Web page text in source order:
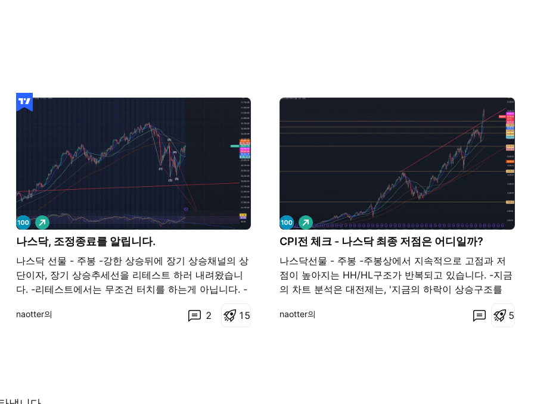
나스닥, 조정종료를 알립니다.
나스닥 선물 - 주봉 -강한 상승뒤에 장기 상승채널의 상
단이자, 장기 상승추세선을 리테스트 하러 내려왔습니
다. -리테스트에서는 무조건 터치를 하는게 아닙니다. -
대로 상승의 힘이 약하다면 추세선 안으로 살짝 들어왔
롱
naotter의 2 1 5
CPI전 체크 - 나스닥 최종 저점은 어디일까?
나스닥선물 - 주봉 -주봉상에서 지속적으로 고점과 저
점이 높아지는 HH/HL구조가 반복되고 있습니다. -지금
의 차트 분석은 대전제는, '지금의 하락이 상승구조를
으로 반도체 싸이클의 끝도 나지 않고, 나스닥선물상으
롱
naotter의 5